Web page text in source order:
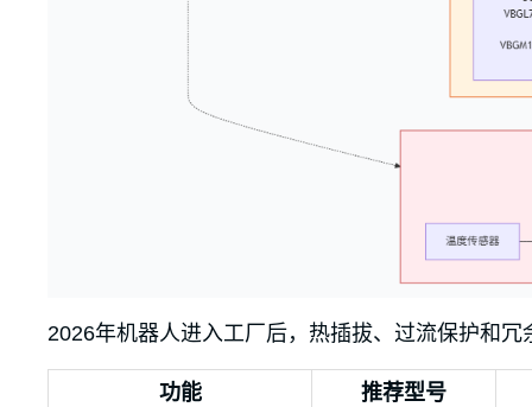
2026年机器人进入工厂后，热插拔、过流保护和冗
功能
推荐型号